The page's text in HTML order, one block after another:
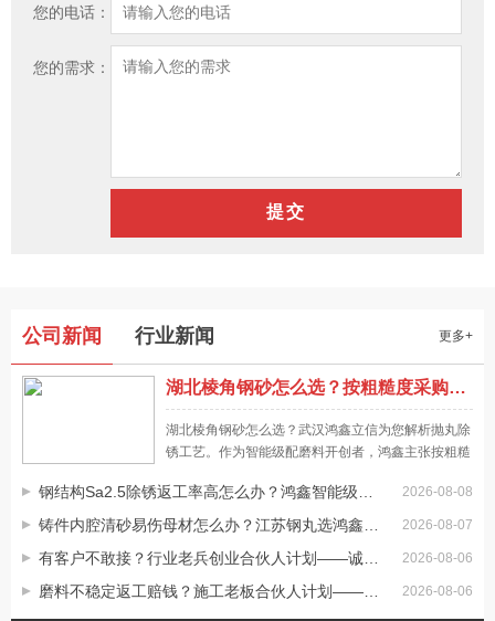
您的电话：
您的需求：
公司新闻 更多+
行业新闻
湖北棱角钢砂怎么选？按粗糙度采购抛丸磨料才靠谱，一文讲清
湖北棱角钢砂怎么选？武汉鸿鑫立信为您解析抛丸除
锈工艺。作为智能级配磨料开创者，鸿鑫主张按粗糙
降本增效，全国28个仓储基地72小时送达。2026-08-08
钢结构Sa2.5除锈返工率高怎么办？鸿鑫智能级配磨料精准控粗糙度
2026-08-07
铸件内腔清砂易伤母材怎么办？江苏钢丸选鸿鑫智能级配精准控粗糙度
2026-08-06
有客户不敢接？行业老兵创业合伙人计划——诚招创业合伙人
2026-08-06
磨料不稳定返工赔钱？施工老板合伙人计划——诚招工程合伙人
怎样挑选优质的不锈钢丸厂家合作
尽管许多厂家都能生产加工钢丸，但其质量究竟如何，生产能
力是否有确保，还是要看不锈钢丸厂家的资质状况。可先通过
应商我是不容忽视的。
即使我们购买同类型的钢丸，由于我们选择合作的不锈钢丸批
发商不同，其供应能力不同，所提供的钢丸质量也有一定的差
异，同样会影响产品的报价。批发价还是受产品质量方面的影
成本价格基本都是比较透明的，所以不可能出现超低价出售的
网络进行不锈钢丸批发要注意什么
通过互联网批发不锈钢丸有更多的选择，许多制造商也通过互
联网批发，所以直接通过鸿鑫钢丸官方网站购买也非常简单。
在不锈钢丸批发完成后，我们不必担心其它方面的问题，当然
还是要特别注意到到货清点，货物数量要有确保，同样的质量
不锈钢丸批发需要注意产品密度
同样都是批发不锈钢丸，所以一定要考虑性价比。密度影响耐